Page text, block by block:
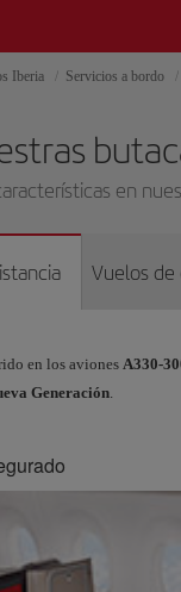
Iberia Servicios a bordo
en
en los aviones A330-
Generación.